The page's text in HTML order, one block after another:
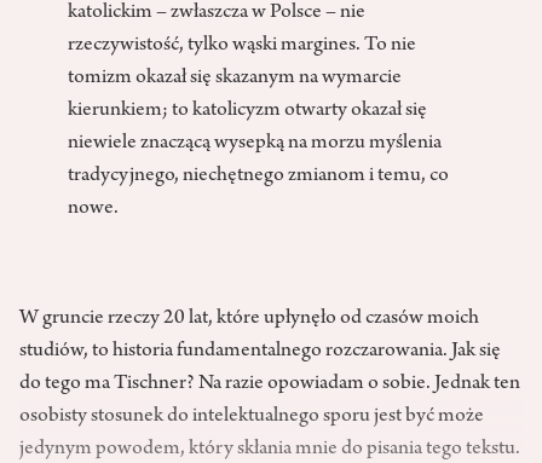
katolickim – zwłaszcza w Polsce – nie
rzeczywistość, tylko wąski margines. To nie
tomizm okazał się skazanym na wymarcie
kierunkiem; to katolicyzm otwarty okazał się
niewiele znaczącą wysepką na morzu myślenia
tradycyjnego, niechętnego zmianom i temu, co
nowe.
W gruncie rzeczy 20 lat, które upłynęło od czasów moich
studiów, to historia fundamentalnego rozczarowania. Jak się
do tego ma Tischner? Na razie opowiadam o sobie. Jednak ten
osobisty stosunek do intelektualnego sporu jest być może
jedynym powodem, który skłania mnie do pisania tego tekstu.